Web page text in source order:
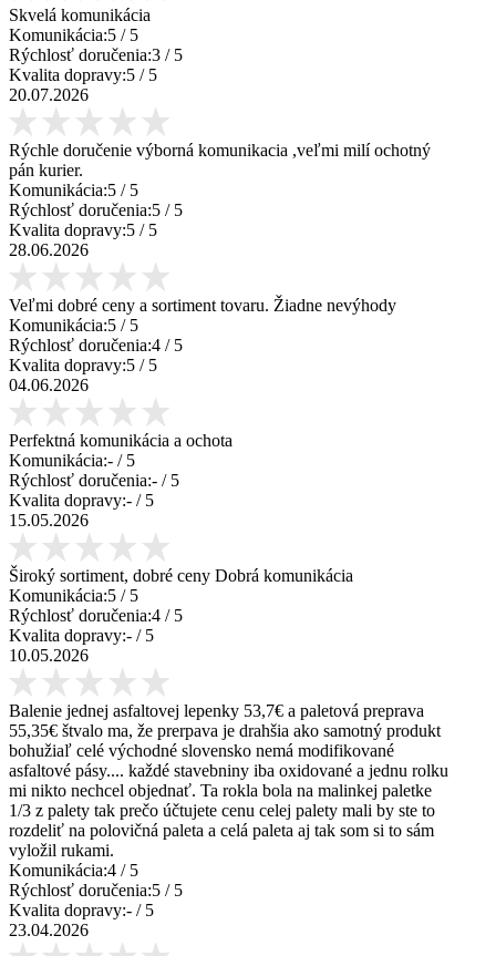
Skvelá komunikácia
Komunikácia:5 / 5
Rýchlosť doručenia:3 / 5
Kvalita dopravy:5 / 5
20.07.2026
Rýchle doručenie výborná komunikacia ,veľmi milí ochotný
pán kurier.
Komunikácia:5 / 5
Rýchlosť doručenia:5 / 5
Kvalita dopravy:5 / 5
28.06.2026
Veľmi dobré ceny a sortiment tovaru. Žiadne nevýhody
Komunikácia:5 / 5
Rýchlosť doručenia:4 / 5
Kvalita dopravy:5 / 5
04.06.2026
Perfektná komunikácia a ochota
Komunikácia:- / 5
Rýchlosť doručenia:- / 5
Kvalita dopravy:- / 5
15.05.2026
Široký sortiment, dobré ceny Dobrá komunikácia
Komunikácia:5 / 5
Rýchlosť doručenia:4 / 5
Kvalita dopravy:- / 5
10.05.2026
Balenie jednej asfaltovej lepenky 53,7€ a paletová preprava
55,35€ štvalo ma, že prerpava je drahšia ako samotný produkt
bohužiaľ celé východné slovensko nemá modifikované
asfaltové pásy.... každé stavebniny iba oxidované a jednu rolku
mi nikto nechcel objednať. Ta rokla bola na malinkej paletke
1/3 z palety tak prečo účtujete cenu celej palety mali by ste to
rozdeliť na polovičná paleta a celá paleta aj tak som si to sám
vyložil rukami.
Komunikácia:4 / 5
Rýchlosť doručenia:5 / 5
Kvalita dopravy:- / 5
23.04.2026